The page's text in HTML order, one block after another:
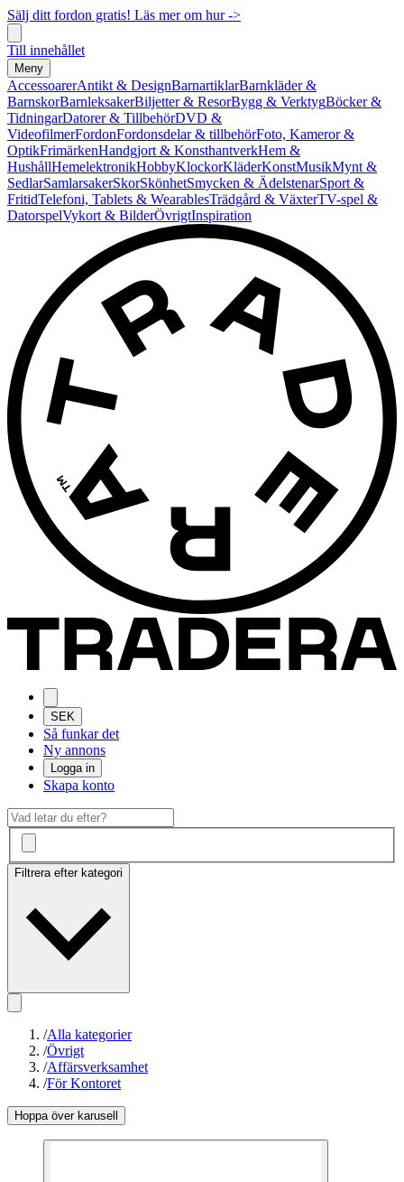
Sälj ditt fordon gratis! Läs mer om hur ->
Till innehållet
Meny
AccessoarerAntikt & DesignBarnartiklarBarnkläder &
BarnskorBarnleksakerBiljetter & ResorBygg & VerktygBöcker &
TidningarDatorer & TillbehörDVD &
VideofilmerFordonFordonsdelar & tillbehörFoto, Kameror &
OptikFrimärkenHandgjort & KonsthantverkHem &
HushållHemelektronikHobbyKlockorKläderKonstMusikMynt &
SedlarSamlarsakerSkorSkönhetSmycken & ÄdelstenarSport &
FritidTelefoni, Tablets & WearablesTrädgård & VäxterTV-spel &
DatorspelVykort & BilderÖvrigtInspiration
SEK
Så funkar det
Ny annons
Logga in
Skapa konto
Filtrera efter kategori
/Alla kategorier
/Övrigt
/Affärsverksamhet
/För Kontoret
Hoppa över karusell